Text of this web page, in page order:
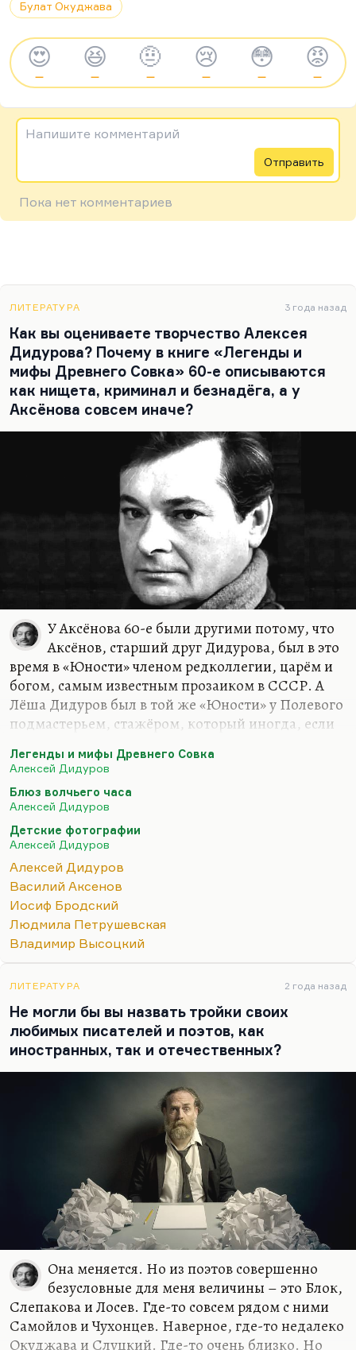
Булат Окуджава
😍
—
😆
—
🤨
—
😢
—
😳
—
😡
—
Напишите комментарий
Отправить
Пока нет комментариев
ЛИТЕРАТУРА 3 года назад
Как вы оцениваете творчество Алексея
Дидурова? Почему в книге «Легенды и
мифы Древнего Совка» 60-е описываются
как нищета, криминал и безнадёга, а у
Аксёнова совсем иначе?
У Аксёнова 60-е были другими потому, что
Аксёнов, старший друг Дидурова, был в это
время в «Юности» членом редколлегии, царём и
богом, самым известным прозаиком в СССР. А
Лёша Дидуров был в той же «Юности» у Полевого
подмастерьем, стажёром, который иногда, если
а большую часть — просто ходил и любовался на
великих.
Вот он Бродского один раз там видел в красной
ковбойке. Он хорошо помнил (Дидуров об этом
рассказывал), как Полевой попросил у Бродского
заменить в стихотворении «Народ» слова «пьяный
народ» или «пьющий народ», а Бродский очень
обрадовался, что у него появился предлог забрать
это стихотворение (надо правду сказать,
чудовищное…
Легенды и мифы Древнего Совка
Алексей Дидуров
Блюз волчьего часа
Алексей Дидуров
Детские фотографии
Алексей Дидуров
Алексей Дидуров
Василий Аксенов
Иосиф Бродский
Людмила Петрушевская
Владимир Высоцкий
ЛИТЕРАТУРА 2 года назад
Не могли бы вы назвать тройки своих
любимых писателей и поэтов, как
иностранных, так и отечественных?
Она меняется. Но из поэтов совершенно
безусловные для меня величины – это Блок,
Слепакова и Лосев. Где-то совсем рядом с ними
Самойлов и Чухонцев. Наверное, где-то недалеко
Окуджава и Слуцкий. Где-то очень близко. Но